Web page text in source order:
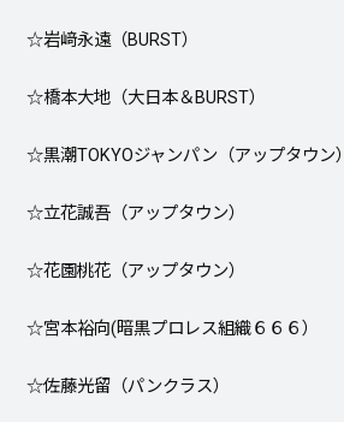
☆岩﨑永遠（BURST）
☆橋本大地（大日本＆BURST）
☆黒潮TOKYOジャンパン（アップタウン）
☆立花誠吾（アップタウン）
☆花園桃花（アップタウン）
☆宮本裕向(暗黒プロレス組織６６６）
☆佐藤光留（パンクラス）